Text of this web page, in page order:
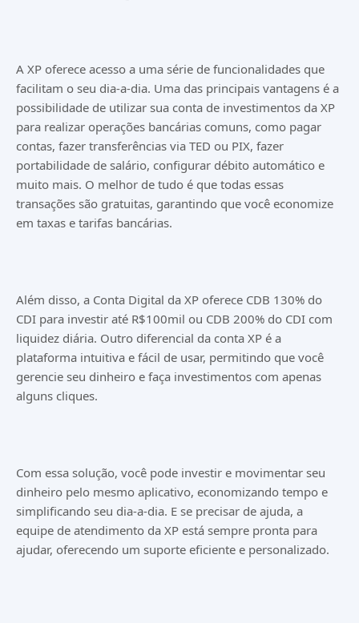
A XP oferece acesso a uma série de funcionalidades que
facilitam o seu dia-a-dia. Uma das principais vantagens é a
possibilidade de utilizar sua conta de investimentos da XP
para realizar operações bancárias comuns, como pagar
contas, fazer transferências via TED ou PIX, fazer
portabilidade de salário, configurar débito automático e
muito mais. O melhor de tudo é que todas essas
transações são gratuitas, garantindo que você economize
em taxas e tarifas bancárias.
Além disso, a Conta Digital da XP oferece CDB 130% do
CDI para investir até R$100mil ou CDB 200% do CDI com
liquidez diária. Outro diferencial da conta XP é a
plataforma intuitiva e fácil de usar, permitindo que você
gerencie seu dinheiro e faça investimentos com apenas
alguns cliques.
Com essa solução, você pode investir e movimentar seu
dinheiro pelo mesmo aplicativo, economizando tempo e
simplificando seu dia-a-dia. E se precisar de ajuda, a
equipe de atendimento da XP está sempre pronta para
ajudar, oferecendo um suporte eficiente e personalizado.